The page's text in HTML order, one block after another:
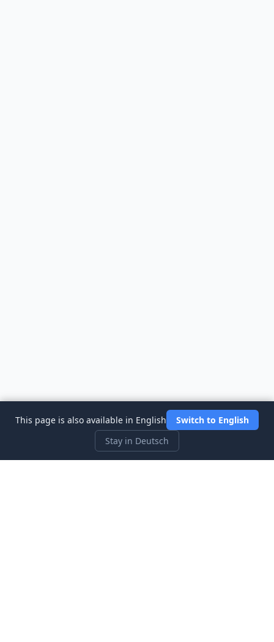
This page is also available in English
Switch to English
Stay in Deutsch